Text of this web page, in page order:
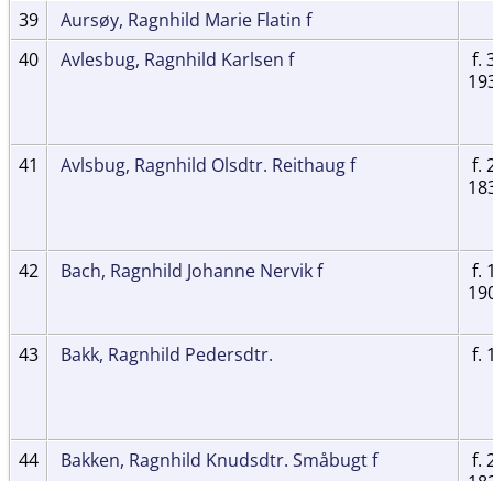
39
Aursøy, Ragnhild Marie Flatin f
40
Avlesbug, Ragnhild Karlsen f
f.
41 Avlsbug, Ragnhild Olsdtr. Reithaug f
f.
42 Bach, Ragnhild Johanne Nervik f
f.
43 Bakk, Ragnhild Pedersdtr. f.
44 Bakken, Ragnhild Knudsdtr. Småbugt f
f.